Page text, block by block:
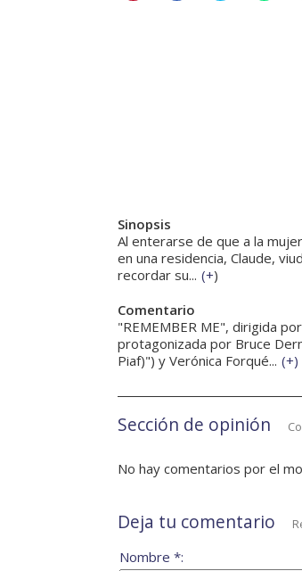
Sinopsis
Al enterarse de que a la
en una residencia, Claude,
recordar su... (+)
Comentario
"REMEMBER ME", dirigida
protagonizada por Bruce
Piaf)") y Verónica Forqué... (+)
Sección de opinión
No hay comentarios por el
Deja tu comentario
Nombre *: